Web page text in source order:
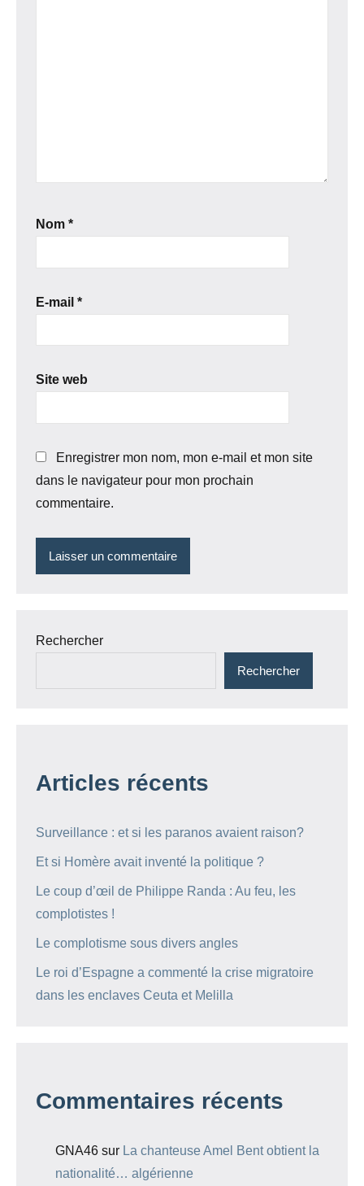
Nom *
E-mail *
Site web
Enregistrer mon nom, mon e-mail et mon site
dans le navigateur pour mon prochain
commentaire.
Rechercher
Rechercher
Articles récents
Surveillance : et si les paranos avaient raison?
Et si Homère avait inventé la politique ?
Le coup d’œil de Philippe Randa : Au feu, les
complotistes !
Le complotisme sous divers angles
Le roi d’Espagne a commenté la crise migratoire
dans les enclaves Ceuta et Melilla
Commentaires récents
GNA46 sur La chanteuse Amel Bent obtient la
nationalité… algérienne